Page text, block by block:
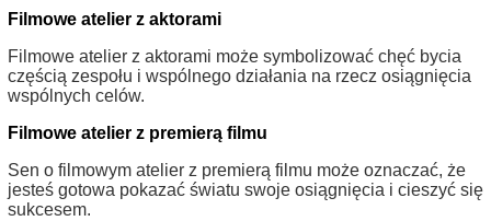
Filmowe atelier z aktorami
Filmowe atelier z aktorami może symbolizować chęć bycia
częścią zespołu i wspólnego działania na rzecz osiągnięcia
wspólnych celów.
Filmowe atelier z premierą filmu
Sen o filmowym atelier z premierą filmu może oznaczać, że
jesteś gotowa pokazać światu swoje osiągnięcia i cieszyć się
sukcesem.